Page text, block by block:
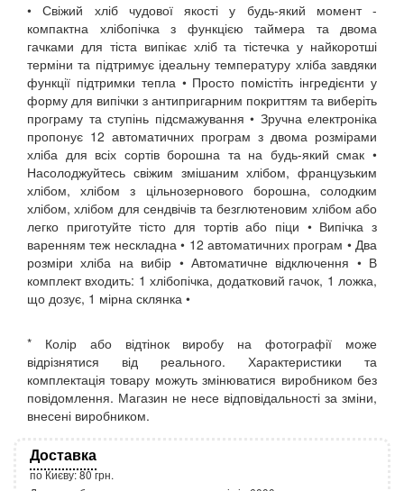
• Свіжий хліб чудової якості у будь-який момент -
компактна хлібопічка з функцією таймера та двома
гачками для тіста випікає хліб та тістечка у найкоротші
терміни та підтримує ідеальну температуру хліба завдяки
функції підтримки тепла • Просто помістіть інгредієнти у
форму для випічки з антипригарним покриттям та виберіть
програму та ступінь підсмажування • Зручна електроніка
пропонує 12 автоматичних програм з двома розмірами
хліба для всіх сортів борошна та на будь-який смак •
Насолоджуйтесь свіжим змішаним хлібом, французьким
хлібом, хлібом з цільнозернового борошна, солодким
хлібом, хлібом для сендвічів та безглютеновим хлібом або
легко приготуйте тісто для тортів або піци • Випічка з
варенням теж нескладна • 12 автоматичних програм • Два
розміри хліба на вибір • Автоматичне відключення • В
комплект входить: 1 хлібопічка, додатковий гачок, 1 ложка,
що дозує, 1 мірна склянка •
* Колір або відтінок виробу на фотографії може
відрізнятися від реального. Характеристики та
комплектація товару можуть змінюватися виробником без
повідомлення. Магазин не несе відповідальності за зміни,
внесені виробником.
Доставка
по Києву: 80 грн.